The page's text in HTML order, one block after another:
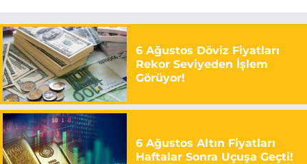
6 Ağustos Döviz Fiyatları
Rekor Seviyeden İşlem
Görüyor!
6 Ağustos Altın Fiyatları
Haftalar Sonra Uçuşa Geçti!